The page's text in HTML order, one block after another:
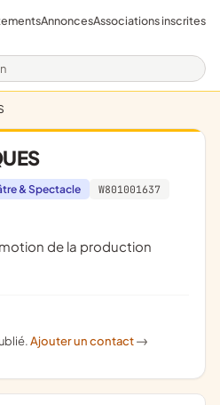
AnnoncesAssociations inscrites
& Spectacle
W801001637
Ajouter un contact ->